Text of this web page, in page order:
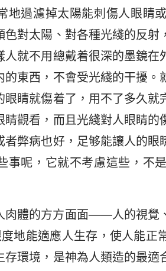
地過濾掉太陽能刺傷人眼睛
色對太陽、對各種光綫的反
人就不用總戴着很深的墨鏡
的東西，不會受光綫的干擾
睛就傷着了，用不了多久就
睛觀看，而且光綫對人眼睛
弊病也好，足够能讓人的眼
事呢，它就不考慮這些，不
肉體的方方面面——人的視覺
地能適應人生存，使人能正
存環境，是神為人類造的最